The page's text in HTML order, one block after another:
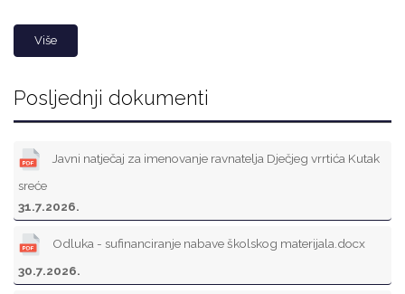
Više
Posljednji dokumenti
Javni natječaj za imenovanje ravnatelja Dječjeg vrrtića Kutak
sreće
31.7.2026.
Odluka - sufinanciranje nabave školskog materijala.docx
30.7.2026.